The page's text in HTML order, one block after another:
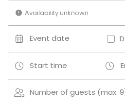
Additional information about
Yhdistä tilaisuuteesi hauskaa
Suunnittelemme tilaisuudet
ohjelmaa kaikilla reiteillämme.
viininmaistajaiset, erilaiset
Availability unknown
Event date
Start time
Number of guests (max.